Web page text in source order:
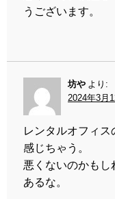
うございます。
坊や より:
2024年3月
レンタルオフィス
感じちゃう。
悪くないのかも
あるな。